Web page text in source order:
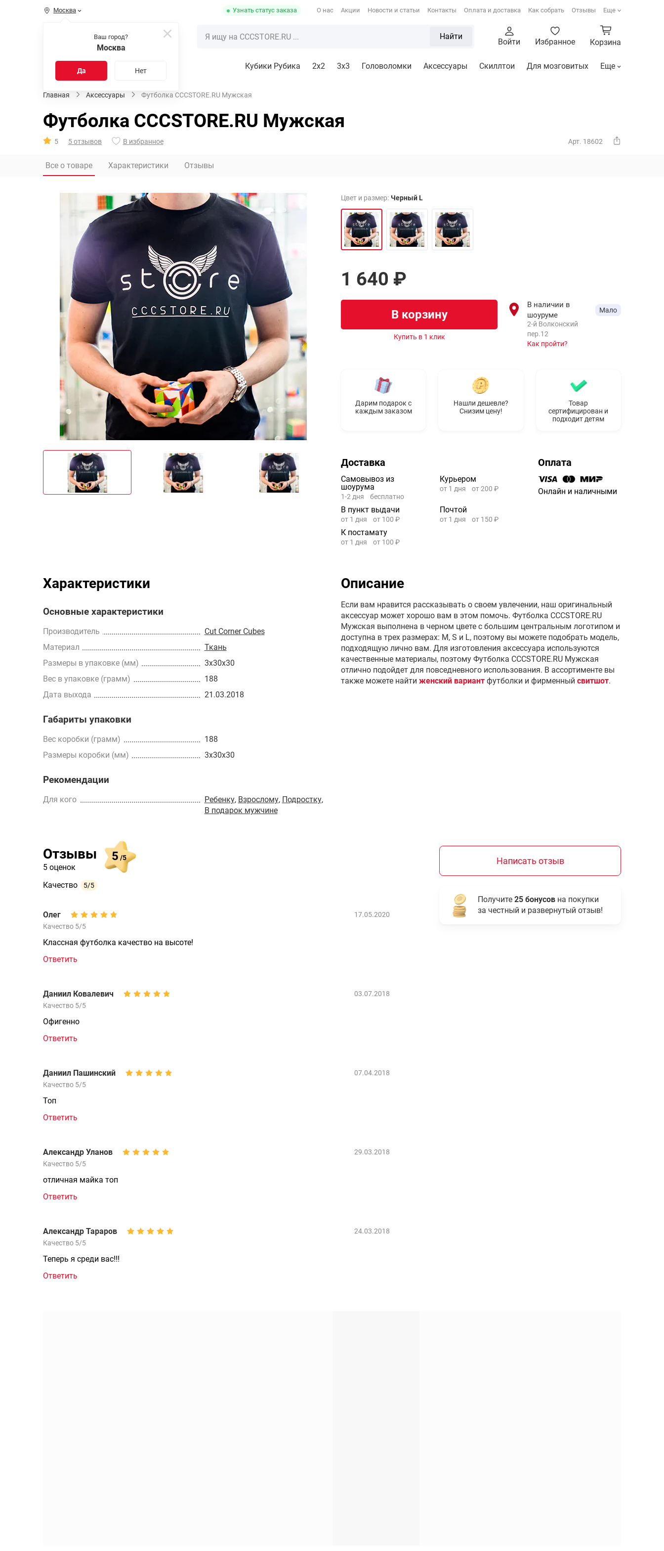
Москва
Ваш город?
Москва
Да Нет
Узнать статус заказа О нас Акции Новости и статьи Контакты Оплата и доставка Как собрать Отзывы Еще
КАТАЛОГ Найти
Войти Избранное Корзина
Распродажа Кубики Рубика 2x2 3х3 Головоломки Аксессуары Скиллтои Для мозговитых Еще
Главная Аксессуары Футболка CCCSTORE.RU Мужская
Футболка CCCSTORE.RU Мужская
5 5 отзывов В избранное Арт. 18602
Все о товаре Характеристики Отзывы
Цвет и размер: Черный L
1 640 ₽
В корзину
Купить в 1 клик
В наличии в
шоуруме
2-й Волконский
пер.12
Как пройти?
Мало
Дарим подарок с
каждым заказом
Нашли дешевле?
Снизим цену!
Товар
сертифицирован и
подходит детям
Доставка
Самовывоз из
шоурума
1-2 дня бесплатно
Курьером
от 1 дня от 200 ₽
В пункт выдачи
от 1 дня от 100 ₽
Почтой
от 1 дня от 150 ₽
К постамату
от 1 дня от 100 ₽
Оплата
Онлайн и наличными
Характеристики
Основные характеристики
Производитель
Cut Corner Cubes
Материал
Ткань
Размеры в упаковке (мм)
3x30x30
Вес в упаковке (грамм)
188
Дата выхода
21.03.2018
Габариты упаковки
Вес коробки (грамм)
188
Размеры коробки (мм)
3x30x30
Рекомендации
Для кого Ребенку, Взрослому, Подростку,
В подарок мужчине
Описание
Если вам нравится рассказывать о своем увлечении, наш оригинальный
аксессуар может хорошо вам в этом помочь. Футболка CCCSTORE.RU
Мужская выполнена в черном цвете с большим центральным логотипом и
доступна в трех размерах: M, S и L, поэтому вы можете подобрать модель,
подходящую лично вам. Для изготовления аксессуара используются
качественные материалы, поэтому Футболка CCCSTORE.RU Мужская
отлично подойдет для повседневного использования. В ассортименте вы
также можете найти женский вариант футболки и фирменный свитшот.
Отзывы
5 оценок
5 /5
Качество 5/5
Олег
17.05.2020
Качество 5/5
Классная футболка качество на высоте!
Ответить
Даниил Ковалевич
03.07.2018
Качество 5/5
Офигенно
Ответить
Даниил Пашинский
07.04.2018
Качество 5/5
Топ
Ответить
Александр Уланов
29.03.2018
Качество 5/5
отличная майка топ
Ответить
Александр Тараров
24.03.2018
Качество 5/5
Теперь я среди вас!!!
Ответить
Написать отзыв
Получите 25 бонусов на покупки
за честный и развернутый отзыв!